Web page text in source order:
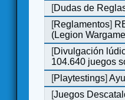
[Dudas de
[Reglamentos]
(Legion
[Divulgación
104.640 juegos
[Playtestings]
[Juegos